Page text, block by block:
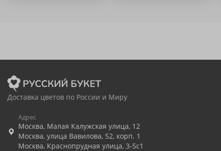
Доставка цветов по России и Миру
Адрес
Москва, Малая Калужская улица, 12
Москва, улица Вавилова, 52, корп. 1
Москва, Краснопрудная улица, 3-5с1